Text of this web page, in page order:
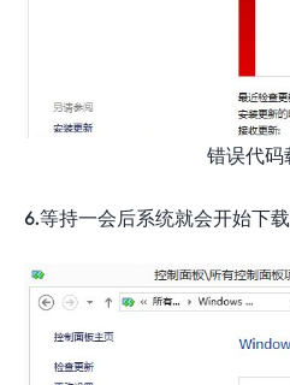
错误代码
6.等持一会后系统就会开始下载